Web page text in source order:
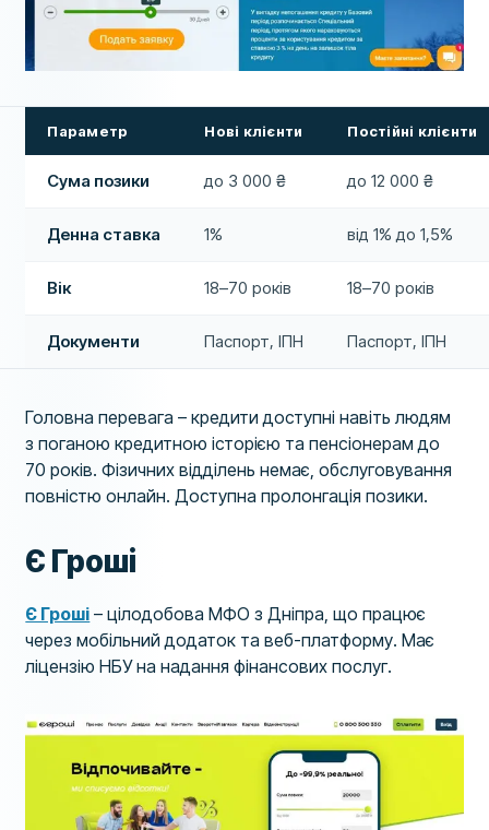
Параметр Нові клієнти Постійні клієнти
Сума позики до 3 000 ₴ до 12 000 ₴
Денна ставка 1% від 1% до 1,5%
Вік 18–70 років 18–70 років
Документи Паспорт, ІПН Паспорт, ІПН
Головна перевага – кредити доступні навіть людям
з поганою кредитною історією та пенсіонерам до
70 років. Фізичних відділень немає, обслуговування
повністю онлайн. Доступна пролонгація позики.
Є Гроші
Є Гроші – цілодобова МФО з Дніпра, що працює
через мобільний додаток та веб-платформу. Має
ліцензію НБУ на надання фінансових послуг.